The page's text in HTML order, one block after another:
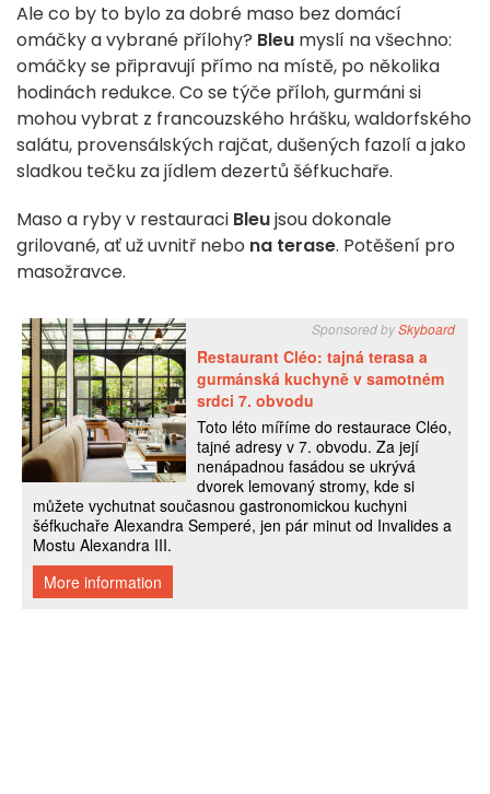
Ale co by to bylo za dobré maso bez domácí
omáčky a vybrané přílohy? Bleu myslí na všechno:
omáčky se připravují přímo na místě, po několika
hodinách redukce. Co se týče příloh, gurmáni si
mohou vybrat z francouzského hrášku, waldorfského
salátu, provensálských rajčat, dušených fazolí a jako
sladkou tečku za jídlem dezertů šéfkuchaře.
Maso a ryby v restauraci Bleujsou dokonale
grilované, ať už uvnitř nebo na terase. Potěšení pro
masožravce.